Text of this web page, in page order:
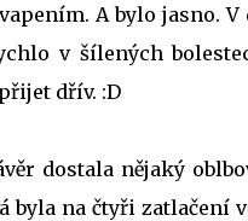
A bylo jasno.
v šílených
dřív. :D
dostala nějaký
byla na čtyři zatlačení